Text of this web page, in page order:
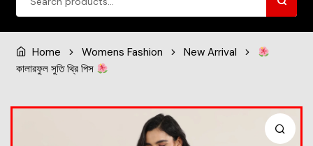
Womens Fashion
Home Womens Fashion
New Arrival
কালারফুল সুতি থ্রি পিস